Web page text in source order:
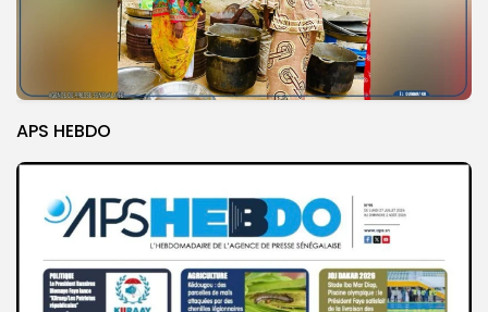
APS HEBDO